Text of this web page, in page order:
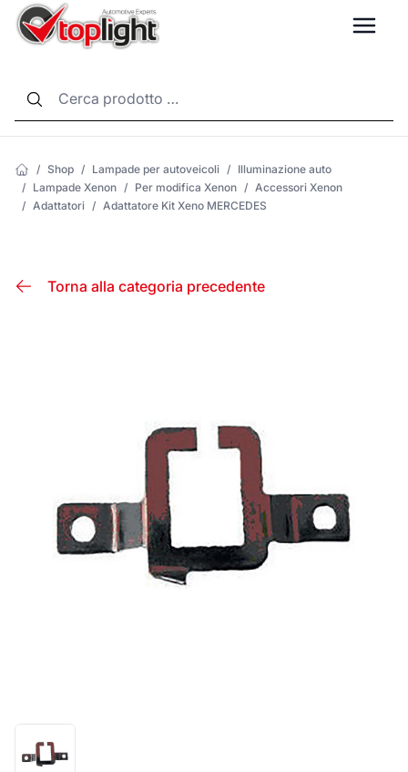
/ Shop / Lampade per autoveicoli / Illuminazione auto
/ Lampade Xenon / Per modifica Xenon / Accessori Xenon
/ Adattatori / Adattatore Kit Xeno MERCEDES
Torna alla categoria precedente